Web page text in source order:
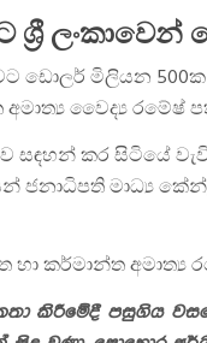
ශ්‍රී
ඩොලර් මිලියන
වෛද්‍ය රමේෂ්
සඳහන් කර සිටියේ
මාධ්‍ය
හා කර්මාන්ත අමාත්‍ය
කිරීමේදී පසුගිය